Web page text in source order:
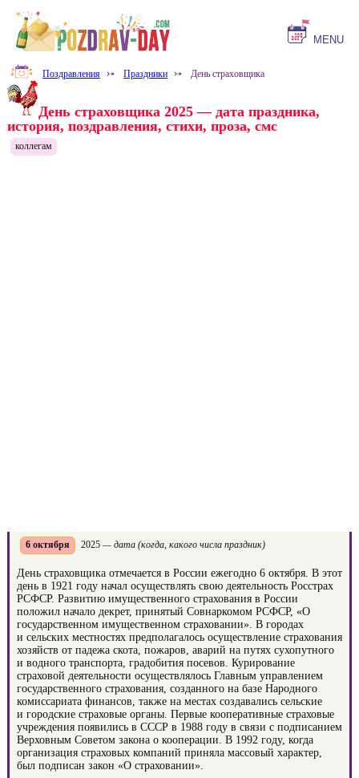
MENU
Поздравления ⤐ Праздники ⤐ День страховщика
День страховщика 2025 — дата праздника,
история, поздравления, стихи, проза, смс
коллегам
6 октября 2025 — дата (когда, какого числа праздник)
День страховщика отмечается в России ежегодно 6 октября. В этот
день в 1921 году начал осуществлять свою деятельность Росстрах
РСФСР. Развитию имущественного страхования в России
положил начало декрет, принятый Совнаркомом РСФСР, «О
государственном имущественном страховании». В городах
и сельских местностях предполагалось осуществление страхования
хозяйств от падежа скота, пожаров, аварий на путях сухопутного
и водного транспорта, градобития посевов. Курирование
страховой деятельности осуществлялось Главным управлением
государственного страхования, созданного на базе Народного
комиссариата финансов, также на местах создавались сельские
и городские страховые органы. Первые кооперативные страховые
учреждения появились в СССР в 1988 году в связи с подписанием
Верховным Советом закона о кооперации. В 1992 году, когда
организация страховых компаний приняла массовый характер,
был подписан закон «О страховании».